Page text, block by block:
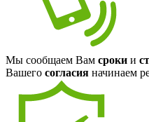
Мы сообщаем Вам сроки и
Вашего согласия начинаем